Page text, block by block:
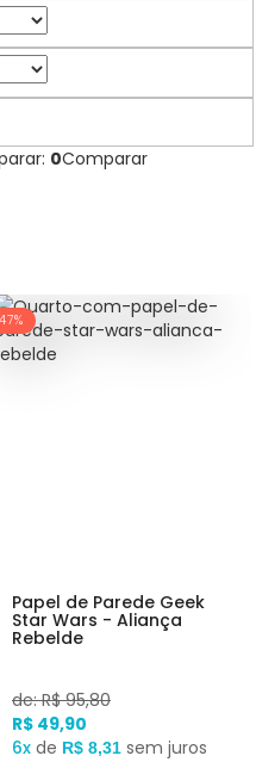
0Comparar
47%
Papel de Parede Geek
Star Wars - Aliança
Rebelde
de: R$ 95,80
R$ 49,90
6x de R$ 8,31 sem juros